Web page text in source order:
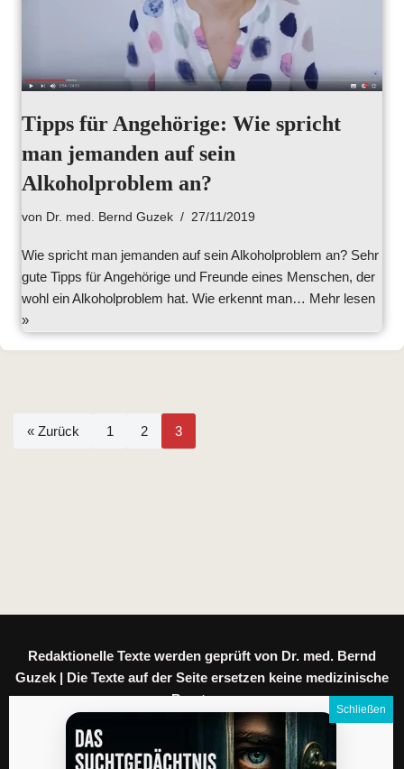
Tipps für Angehörige: Wie spricht
man jemanden auf sein
Alkoholproblem an?
von Dr. med. Bernd Guzek 27/11/2019
Wie spricht man jemanden auf sein Alkoholproblem an? Sehr
gute Tipps für Angehörige und Freunde eines Menschen, der
wohl ein Alkoholproblem hat. Wie erkennt man… Mehr lesen
»
« Zurück 1 2 3
Redaktionelle Texte werden geprüft von Dr. med. Bernd
Guzek | Die Texte auf der Seite ersetzen keine medizinische
Beratung.
Meine Daten|Datenschutz|Impressum AGB|Kontakt